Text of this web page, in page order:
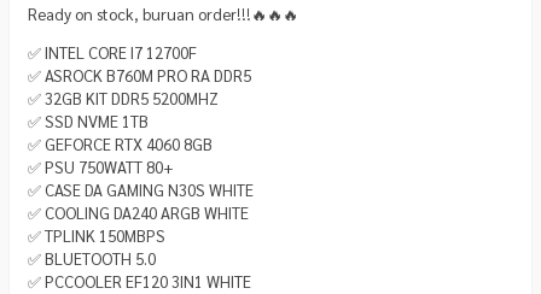
Ready on stock, buruan order!!!🔥🔥🔥
✅ INTEL CORE I7 12700F
✅ ASROCK B760M PRO RA DDR5
✅ 32GB KIT DDR5 5200MHZ
✅ SSD NVME 1TB
✅ GEFORCE RTX 4060 8GB
✅ PSU 750WATT 80+
✅ CASE DA GAMING N30S WHITE
✅ COOLING DA240 ARGB WHITE
✅ TPLINK 150MBPS
✅ BLUETOOTH 5.0
✅ PCCOOLER EF120 3IN1 WHITE